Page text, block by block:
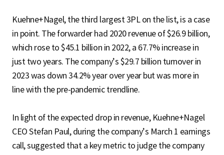
Kuehne+Nagel, the third largest 3PL on the list, is a case
in point. The forwarder had 2020 revenue of $26.9 billion,
which rose to $45.1 billion in 2022, a 67.7% increase in
just two years. The company’s $29.7 billion turnover in
2023 was down 34.2% year over year but was more in
line with the pre-pandemic trendline.
In light of the expected drop in revenue, Kuehne+Nagel
CEO Stefan Paul, during the company’s March 1 earnings
call, suggested that a key metric to judge the company